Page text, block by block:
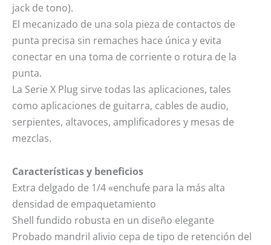
jack de tono).
El mecanizado de una sola pieza de contactos de
punta precisa sin remaches hace única y evita
conectar en una toma de corriente o rotura de la
punta.
La Serie X Plug sirve todas las aplicaciones, tales
como aplicaciones de guitarra, cables de audio,
serpientes, altavoces, amplificadores y mesas de
mezclas.
Características y beneficios
Extra delgado de 1/4 «enchufe para la más alta
densidad de empaquetamiento
Shell fundido robusta en un diseño elegante
Probado mandril alivio cepa de tipo de retención del